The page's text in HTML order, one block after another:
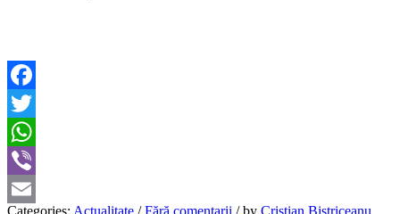
Facebook
Twitter
WhatsApp
Viber
Categories: Actualitate / Fără comentarii /by Cristian Bistriceanu